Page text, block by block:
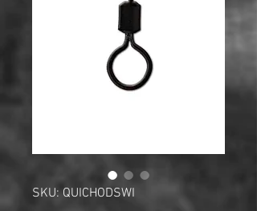
SKU: QUICHODSWI